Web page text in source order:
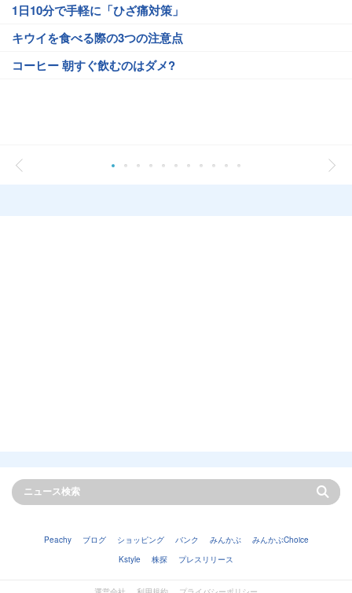
1日10分で手軽に「ひざ痛対策」
キウイを食べる際の3つの注意点
コーヒー 朝すぐ飲むのはダメ?
Peachy ブログ ショッピング バンク みんかぶ
みんかぶChoice
Kstyle
株探 プレスリリース